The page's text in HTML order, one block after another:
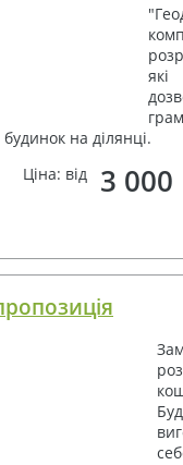
які
на ділянці.
Ціна: від
3 000